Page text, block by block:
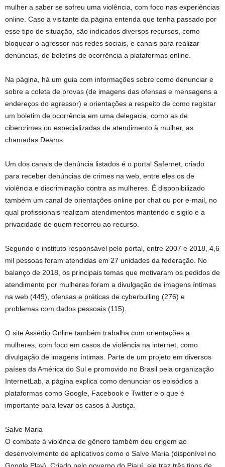
mulher a saber se sofreu uma violência, com foco nas experiências
online. Caso a visitante da página entenda que tenha passado por
esse tipo de situação, são indicados diversos recursos, como
bloquear o agressor nas redes sociais, e canais para realizar
denúncias, de boletins de ocorrência a plataformas online.
Na página, há um guia com informações sobre como denunciar e
sobre a coleta de provas (de imagens das ofensas e mensagens a
endereços do agressor) e orientações a respeito de como registar
um boletim de ocorrência em uma delegacia, como as de
cibercrimes ou especializadas de atendimento à mulher, as
chamadas Deams.
Um dos canais de denúncia listados é o portal Safernet, criado
para receber denúncias de crimes na web, entre eles os de
violência e discriminação contra as mulheres. É disponibilizado
também um canal de orientações online por chat ou por e-mail, no
qual profissionais realizam atendimentos mantendo o sigilo e a
privacidade de quem recorreu ao recurso.
Segundo o instituto responsável pelo portal, entre 2007 e 2018, 4,6
mil pessoas foram atendidas em 27 unidades da federação. No
balanço de 2018, os principais temas que motivaram os pedidos de
atendimento por mulheres foram a divulgação de imagens íntimas
na web (449), ofensas e práticas de cyberbulling (276) e
problemas com dados pessoais (115).
O site Assédio Online também trabalha com orientações a
mulheres, com foco em casos de violência na internet, como
divulgação de imagens íntimas. Parte de um projeto em diversos
países da América do Sul e promovido no Brasil pela organização
InternetLab, a página explica como denunciar os episódios a
plataformas como Google, Facebook e Twitter e o que é
importante para levar os casos à Justiça.
Salve Maria
O combate à violência de gênero também deu origem ao
desenvolvimento de aplicativos como o Salve Maria (disponível no